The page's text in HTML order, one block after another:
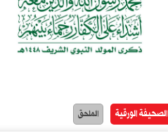
الصحيفة الورقية الملحق